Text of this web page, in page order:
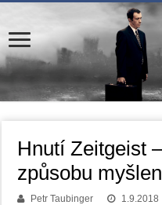
Hnutí Zeitgeist
způsobu
Petr Taubinger 1.9.2018